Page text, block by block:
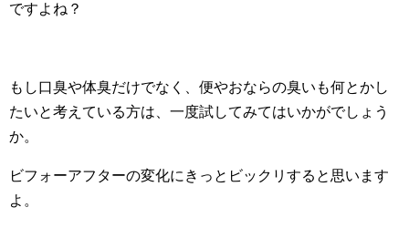
ですよね？
もし口臭や体臭だけでなく、便やおならの臭いも何とかし
たいと考えている方は、一度試してみてはいかがでしょう
か。
ビフォーアフターの変化にきっとビックリすると思います
よ。